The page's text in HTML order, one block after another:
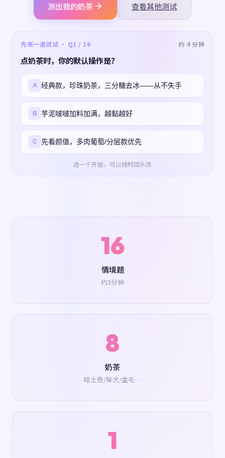
测出我的奶茶 查看其他测试
先来一道试试 · Q1 / 16 约 4 分钟
点奶茶时，你的默认操作是？
A 经典款，珍珠奶茶，三分糖去冰——从不失手
B 芋泥啵啵加料加满，越黏越好
C 先看颜值，多肉葡萄/分层款优先
选一个开始，可以随时回头改
16
情境题
约3分钟
8
奶茶
哈士奇/柴犬/金毛…
1